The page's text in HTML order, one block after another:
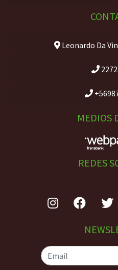
Leonardo Da
MEDIOS
REDES